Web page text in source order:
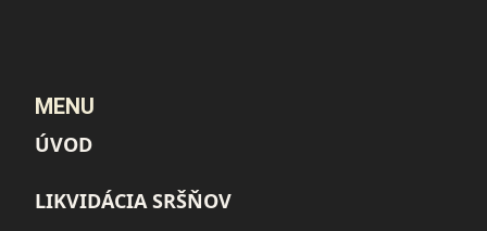
MENU
ÚVOD
LIKVIDÁCIA SRŠŇOV